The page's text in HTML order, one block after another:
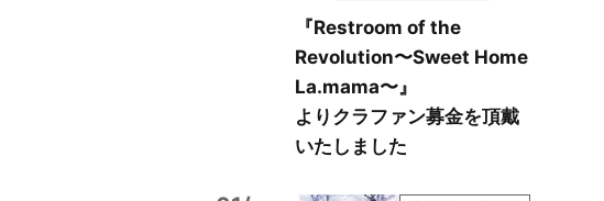
『Restroom of the
Revolution〜Sweet Home
La.mama〜』
よりクラファン募金を頂戴
いたしました